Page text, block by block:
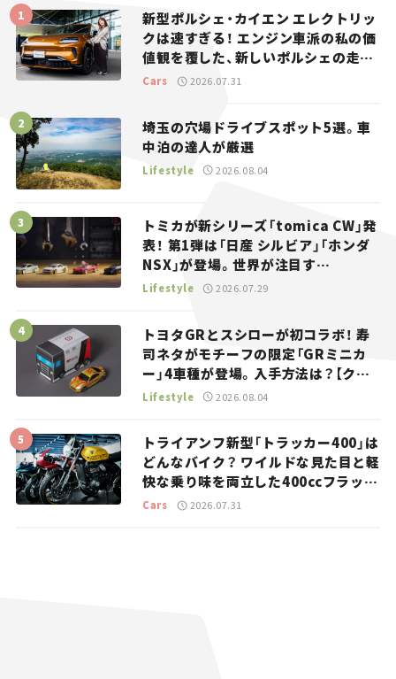
新型ポルシェ・カイエン エレクトリッ
クは速すぎる！ エンジン車派の私の価
値観を覆した、新しいポルシェの走
り。
Cars 2026.07.31
埼玉の穴場ドライブスポット5選。車
中泊の達人が厳選
Lifestyle 2026.08.04
トミカが新シリーズ「tomica CW」発
表！ 第1弾は「日産 シルビア」「ホンダ
NSX」が登場。世界が注目す
る“JDM”に焦点【クルマとホビー】
Lifestyle 2026.07.29
トヨタGRとスシローが初コラボ！ 寿
司ネタがモチーフの限定「GRミニカ
ー」4車種が登場。入手方法は？【クル
マとホビー】
Lifestyle 2026.08.04
トライアンフ新型「トラッカー400」は
どんなバイク？ ワイルドな見た目と軽
快な乗り味を両立した400ccフラット
トラッカー【試乗レビュー】
Cars 2026.07.31